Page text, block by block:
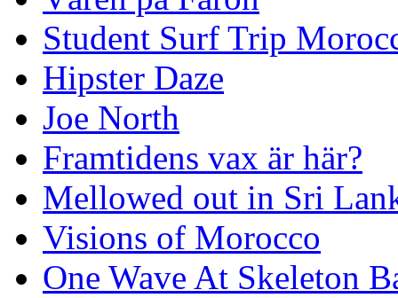
Student Surf Trip
Hipster Daze
Joe North
Framtidens vax är här?
Mellowed out in Sri
Visions of Morocco
One Wave At Skeleton